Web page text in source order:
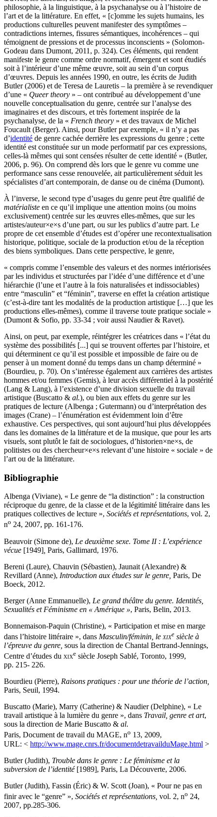
philosophie, à la linguistique, à la psychanalyse ou à l’histoire de
l’art et de la littérature. En effet, « [c]omme les sujets humains, les
productions culturelles peuvent manifester des symptômes –
contradictions internes, fissures sémantiques, incohérences – qui
témoignent de pressions et de processus inconscients » (Solomon-
Godeau dans Dumont, 2011, p. 324). Ces éléments, qui rendent
manifeste le genre comme ordre normatif, émergent et sont étudiés
soit à l’intérieur d’une même œuvre, soit au sein d’un corpus
d’œuvres. Depuis les années 1990, en outre, les écrits de Judith
Butler (2006) et de Teresa de Lauretis – la première à se revendiquer
d’une « Queer theory » – ont contribué au développement d’une
nouvelle conceptualisation du genre, centrée sur l’analyse des
imaginaires et des discours, et très fortement inspirée de la
psychanalyse, de la « French theory » et des travaux de Michel
Foucault (Berger). Ainsi, pour Butler par exemple, « il n’y a pas
d’identité de genre cachée derrière les expressions du genre ; cette
identité est constituée sur un mode performatif par ces expressions,
celles-là mêmes qui sont censées résulter de cette identité » (Butler,
2006, p. 96). On comprend dès lors que le genre vu comme une
performance sans cesse renouvelée, ait particulièrement séduit les
spécialistes d’art contemporain, de danse ou de cinéma (Dumont).
À l’inverse, le second type d’usages du genre peut être qualifié de
matérialiste en ce qu’il implique une attention moins (ou moins
exclusivement) centrée sur les œuvres elles-mêmes, que sur les
artistes/auteur×e×s d’une part, ou sur les publics d’autre part. Le
propre de cet ensemble d’études est d’opérer une recontextualisation
historique, politique, sociale de la production et/ou de la réception
des biens symboliques. Dans cette perspective, le genre,
« compris comme l’ensemble des valeurs et des normes intériorisées
par les individus et structurées par l’idée d’une différence et d’une
hiérarchie (l’une et l’autre à la fois naturalisées et indissociables)
entre “masculin” et “féminin”, traverse en effet la création artistique
(c’est-à-dire tant les modalités de la production artistique […] que les
productions elles-mêmes), comme il traverse toute pratique sociale »
(Dumont & Sofio, pp. 33-34 ; voir aussi Naudier & Ravet).
Ainsi, on peut, par exemple, réintégrer les créatrices dans « l’état du
système des possibilités [...] qui se trouvent offertes par l’histoire, et
qui déterminent ce qu’il est possible et impossible de faire ou de
penser à un moment donné du temps dans un champ déterminé »
(Bourdieu, p. 70). On s’intéresse également aux carrières des artistes
hommes et/ou femmes (Gemis), à leur accès différentiel à la postérité
(Lang & Lang), à l’existence d’une division sexuelle du travail
artistique (Buscatto & al.), ou bien aux effets du genre sur les
pratiques de lecture (Albenga ; Gutermann) ou d’interprétation des
images (Crane) – l’énumération est évidemment loin d’être
exhaustive. Ces perspectives, qui sont aujourd’hui plus développées
dans les domaines de la littérature et de la musique, que pour les arts
visuels, sont plutôt le fait de sociologues, d’historien×ne×s, de
politistes ou des chercheur×e×s relevant d’une histoire « sociale » de
l’art ou de la littérature.
Bibliographie
Albenga (Viviane), « Le genre de “la distinction” : la construction
réciproque du genre, de la classe et de la légitimité littéraire dans les
pratiques collectives de lecture », Sociétés et représentations, vol. 2,
no 24, 2007, pp. 161-176.
Beauvoir (Simone de), Le deuxième sexe. Tome II : L’expérience
vécue [1949] Paris, Gallimard, 1976.
Bereni (Laure), Chauvin (Sébastien), Jaunait (Alexandre) &
Revillard (Anne), Introduction aux études sur le genre, Paris, De
Boeck, 2012.
Berger (Anne Emmanuelle), Le grand théâtre du genre. Identités,
Sexualités et Féminisme en « Amérique », Paris, Belin, 2013.
Bonnemaison-Paquin (Christine), « Participation et mise en marge
dans l’histoire littéraire », dans Masculin/féminin, le xixe siècle à
l’épreuve du genre, sous la direction de Chantal Bertrand-Jennings,
Centre d’études du xixe siècle Joseph Sablé, Toronto, 1999,
pp. 215- 226.
Bourdieu (Pierre), Raisons pratiques : pour une théorie de l’action,
Paris, Seuil, 1994.
Buscatto (Marie), Marry (Catherine) & Naudier (Delphine), « Le
travail artistique à la lumière du genre », dans Travail, genre et art,
sous la direction de Marie Buscatto & al.
Paris, Document de travail du MAGE, no 13, 2009,
URL: < http://www.mage.cnrs.fr/documentdetravailduMage.html >
Butler (Judith), Trouble dans le genre : Le féminisme et la
subversion de l’identité[1989], Paris, La Découverte, 2006.
Butler (Judith), Fassin (Éric) & W. Scott (Joan), « Pour ne pas en
finir avec le “genre” », Sociétés et représentations, vol. 2, no 24,
2007, pp.285-306.